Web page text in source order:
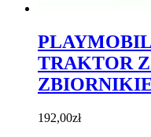
PLAYMOBIL
TRAKTOR
192,00zł